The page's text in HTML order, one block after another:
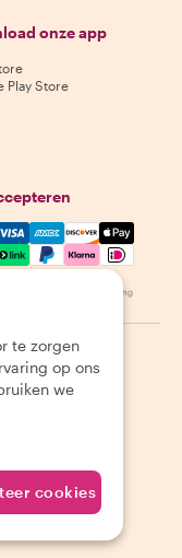
onze app
Play Store
Visa, Amex,
varieert per bestemming
Cookies
te zorgen
op ons
we
cookies